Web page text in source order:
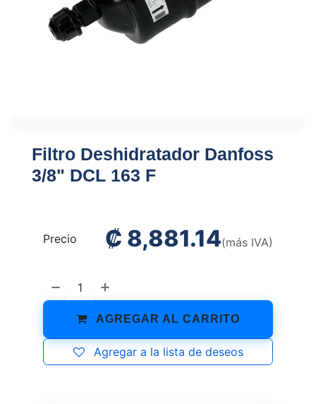
Filtro Deshidratador Danfoss
3/8" DCL 163 F
AGREGAR AL CARRITO
Agregar a la lista de deseos
Precio ₡ 8,881.14(más IVA)